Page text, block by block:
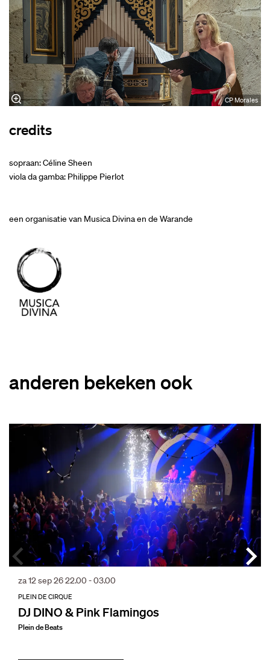
CP Morales
credits
sopraan: Céline Sheen
viola da gamba: Philippe Pierlot
een organisatie van Musica Divina en de Warande
anderen bekeken ook
DJ DINO & Pink Flamingos
Plein de Beats
PLEIN DE CIRQUE
za 12 sep 2622.00 - 03.00